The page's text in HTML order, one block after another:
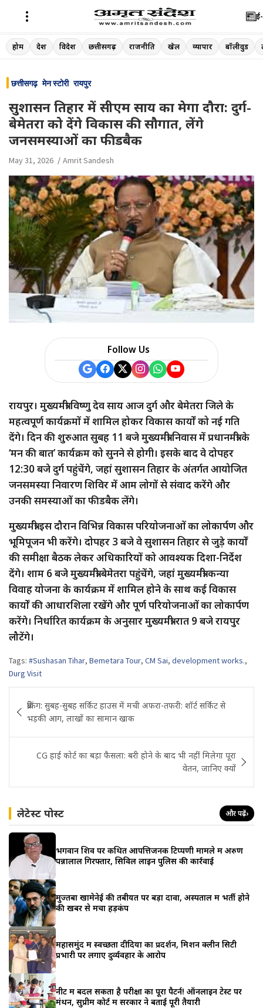
Skip
to
होम देश विदेश छत्तीसगढ़ राजनीति खेल व्यापार बॉलीवुड
छत्तीसगढ़ मेन स्टोरी रायपुर
सुशासन तिहार में सीएम साय का मेगा दौरा: दुर्ग-
बेमेतरा को देंगे विकास की सौगात, लेंगे
जनसमस्याओं का फीडबैक
May 31, 2026 Amrit Sandesh
Follow Us
रायपुर। मुख्यमंत्री विष्णु देव साय आज दुर्ग और बेमेतरा जिले के
महत्वपूर्ण कार्यक्रमों में शामिल होकर विकास कार्यों को नई गति
देंगे। दिन की शुरुआत सुबह 11 बजे मुख्यमंत्री निवास में प्रधानमंत्री के
‘मन की बात’ कार्यक्रम को सुनने से होगी। इसके बाद वे दोपहर
12:30 बजे दुर्ग पहुंचेंगे, जहां सुशासन तिहार के अंतर्गत आयोजित
जनसमस्या निवारण शिविर में आम लोगों से संवाद करेंगे और
उनकी समस्याओं का फीडबैक लेंगे।
मुख्यमंत्री इस दौरान विभिन्न विकास परियोजनाओं का लोकार्पण और
भूमिपूजन भी करेंगे। दोपहर 3 बजे वे सुशासन तिहार से जुड़े कार्यों
की समीक्षा बैठक लेकर अधिकारियों को आवश्यक दिशा-निर्देश
देंगे। शाम 6 बजे मुख्यमंत्री बेमेतरा पहुंचेंगे, जहां मुख्यमंत्री कन्या
विवाह योजना के कार्यक्रम में शामिल होने के साथ कई विकास
कार्यों की आधारशिला रखेंगे और पूर्ण परियोजनाओं का लोकार्पण
करेंगे। निर्धारित कार्यक्रम के अनुसार मुख्यमंत्री रात 9 बजे रायपुर
लौटेंगे।
Tags: #Sushasan Tihar, Bemetara Tour, CM Sai, development works.,
Durg Visit
navigation
ब्रेकिंग: सुबह-सुबह सर्किट हाउस में मची अफरा-तफरी: शॉर्ट सर्किट से
भड़की आग, लाखों का सामान खाक
CG हाई कोर्ट का बड़ा फैसला: बरी होने के बाद भी नहीं मिलेगा पूरा
वेतन, जानिए क्यों
लेटेस्ट पोस्ट और पढ़ें›
भगवान शिव पर कथित आपत्तिजनक टिप्पणी मामले में अरुण
पन्नालाल गिरफ्तार, सिविल लाइन पुलिस की कार्रवाई
मुज्तबा खामेनेई की तबीयत पर बड़ा दावा, अस्पताल में भर्ती होने
की खबर से मचा हड़कंप
महासमुंद में स्वच्छता दीदियों का प्रदर्शन, मिशन क्लीन सिटी
प्रभारी पर लगाए दुर्व्यवहार के आरोप
नीट में बदल सकता है परीक्षा का पूरा पैटर्न! ऑनलाइन टेस्ट पर
मंथन, सुप्रीम कोर्ट में सरकार ने बताई पूरी तैयारी